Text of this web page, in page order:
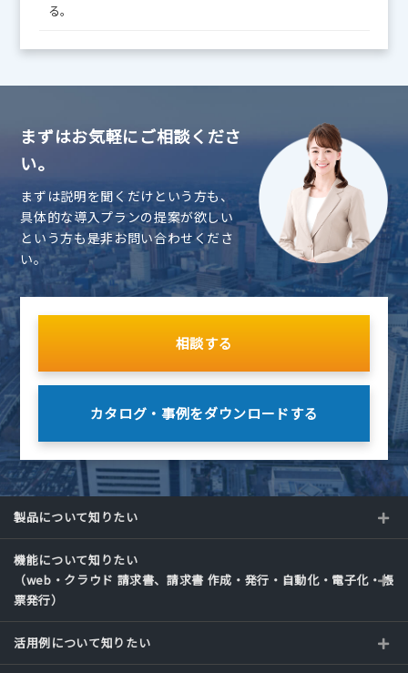
る。
まずはお気軽にご相談くださ
い。
まずは説明を聞くだけという方も、
具体的な導入プランの提案が欲しい
という方も是非お問い合わせくださ
い。
相談する
カタログ・事例をダウンロードする
製品について知りたい
機能について知りたい
（web・クラウド 請求書、請求書 作成・発行・自動化・電子化・帳
票発行）
活用例について知りたい